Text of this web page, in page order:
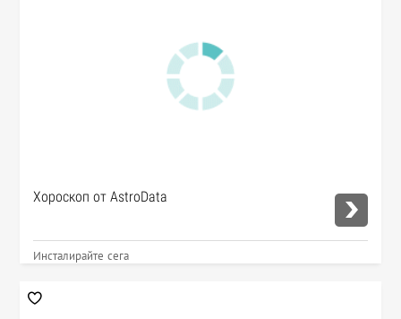
Хороскоп от AstroData
Инсталирайте сега